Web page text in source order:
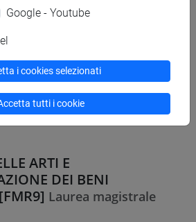
DEL LINGUAGGIO I (6 su
ARTI E
DEI BENI
Laurea magistrale
Google - Youtube
i cookies selezionati
tutti i cookie